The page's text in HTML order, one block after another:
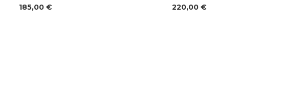
185,00 € 220,00 €